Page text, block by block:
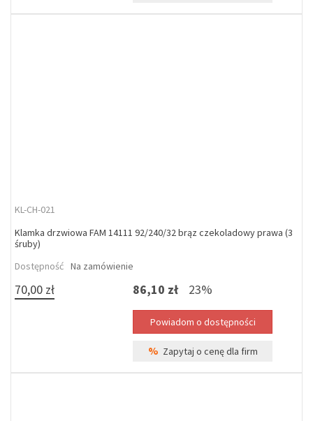
KL-CH-021
Klamka drzwiowa FAM 14111 92/240/32 brąz czekoladowy prawa (3
śruby)
Dostępność Na zamówienie
70,00 zł 86,10 zł 23%
% Zapytaj o cenę dla firm